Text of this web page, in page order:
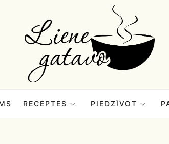
Liene
Gatavo
–
RECEPTES PIEDZĪVOT